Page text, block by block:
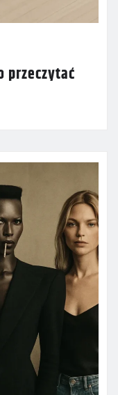
przeczytać